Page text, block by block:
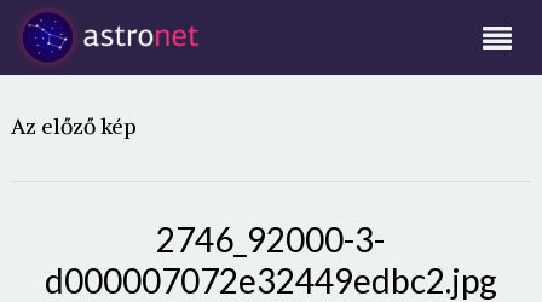
Az előző kép
2746_92000-3-
d000007072e32449edbc2.jpg